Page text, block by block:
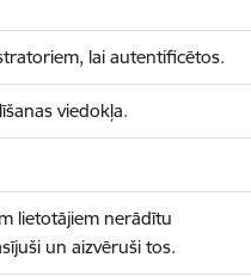
lai autentificētos.
viedokļa.
lietotājiem nerādītu
un aizvēruši tos.